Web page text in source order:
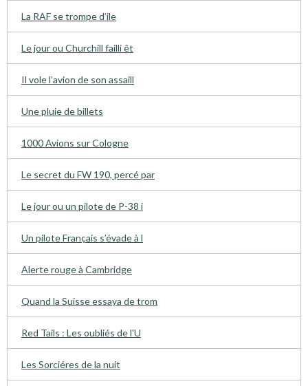
La RAF se trompe d’ile
Le jour ou Churchill failli êt
Il vole l’avion de son assaill
Une pluie de billets
1000 Avions sur Cologne
Le secret du FW 190, percé par
Le jour ou un pilote de P-38 i
Un pilote Français s’évade à l
Alerte rouge à Cambridge
Quand la Suisse essaya de trom
Red Tails : Les oubliés de l'U
Les Sorciéres de la nuit